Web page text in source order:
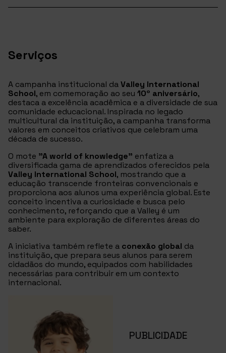
Serviços
A campanha institucional daValley International
School, em comemoração ao seu 10º aniversário,
destaca a excelência acadêmica e a diversidade de sua
comunidade educacional. Inspirada no legado
multicultural da instituição, a campanha transforma
valores em conceitos criativos que celebram uma
década de sucesso.
O mote "A world of knowledge" enfatiza a
diversificada gama de aprendizados oferecidos pela
Valley International School, mostrando que a
educação transcende fronteiras convencionais e
proporciona aos alunos uma experiência global. Este
conceito incentiva a curiosidade e busca pelo
conhecimento, reforçando que a Valley é um
ambiente para exploração de diferentes áreas do
saber.
A iniciativa também reflete a conexão global da
instituição, que prepara seus alunos para serem
cidadãos do mundo, equipados com habilidades
necessárias para contribuir em um contexto
internacional.
PUBLICIDADE